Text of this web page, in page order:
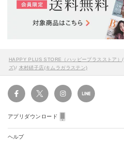
HAPPY PLUS STORE（ハッピープラスストア）/
ズ)/ 木村硝子店(キムラガラステン)
アプリダウンロード
ヘルプ